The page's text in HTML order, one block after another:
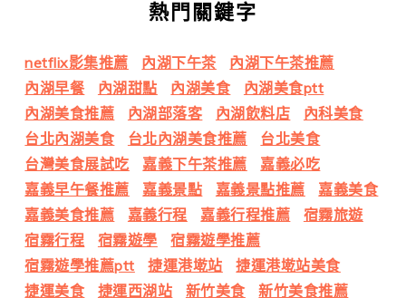
熱門關鍵字
netflix影集推薦 內湖下午茶
內湖下午茶推薦
內湖早餐
內湖甜點 內湖美食
內湖美食ptt
內湖美食推薦
內湖部落客 內湖飲料店
內科美食
台北內湖美食
台北內湖美食推薦
台北美食
台灣美食展試吃
嘉義下午茶推薦
嘉義必吃
嘉義早午餐推薦
嘉義景點 嘉義景點推薦
嘉義美食
嘉義美食推薦
嘉義行程 嘉義行程推薦
宿霧旅遊
宿霧行程
宿霧遊學
宿霧遊學推薦
宿霧遊學推薦ptt
捷運港墘站
捷運港墘站美食
捷運美食
捷運西湖站 新竹美食 新竹美食推薦